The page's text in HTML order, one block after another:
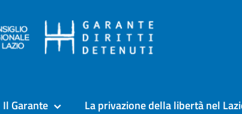
Il Garante La privazione della libertà nel